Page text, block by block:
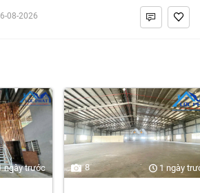
08-2026
ngày trước 8 1 ngày